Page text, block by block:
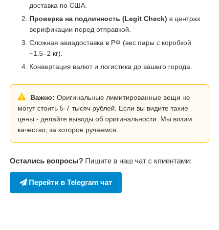
доставка по США.
Проверка на подлинность (Legit Check) в центрах
верификации перед отправкой.
Сложная авиадоставка в РФ (вес пары с коробкой
~1.5–2 кг).
Конвертация валют и логистика до вашего города.
Важно: Оригинальные лимитированные вещи не
могут стоить 5-7 тысяч рублей. Если вы видите такие
цены - делайте выводы об оригинальности. Мы возим
качество, за которое ручаемся.
Остались вопросы? Пишите в наш чат с клиентами:
Перейти в Telegram чат